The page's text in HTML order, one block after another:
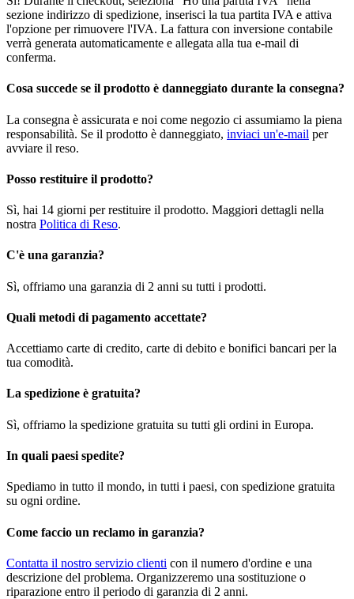
sezione indirizzo di spedizione, inserisci la tua partita IVA e attiva
l'opzione per rimuovere l'IVA. La fattura con inversione contabile
verrà generata automaticamente e allegata alla tua e-mail di
conferma.
Cosa succede se il prodotto è danneggiato durante la consegna?
La consegna è assicurata e noi come negozio ci assumiamo la piena
responsabilità. Se il prodotto è danneggiato, inviaci un'e-mail per
avviare il reso.
Posso restituire il prodotto?
Sì, hai 14 giorni per restituire il prodotto. Maggiori dettagli nella
nostra Politica di Reso.
C'è una garanzia?
Sì, offriamo una garanzia di 2 anni su tutti i prodotti.
Quali metodi di pagamento accettate?
Accettiamo carte di credito, carte di debito e bonifici bancari per la
tua comodità.
La spedizione è gratuita?
Sì, offriamo la spedizione gratuita su tutti gli ordini in Europa.
In quali paesi spedite?
Spediamo in tutto il mondo, in tutti i paesi, con spedizione gratuita
su ogni ordine.
Come faccio un reclamo in garanzia?
Contatta il nostro servizio clienti con il numero d'ordine e una
descrizione del problema. Organizzeremo una sostituzione o
riparazione entro il periodo di garanzia di 2 anni.